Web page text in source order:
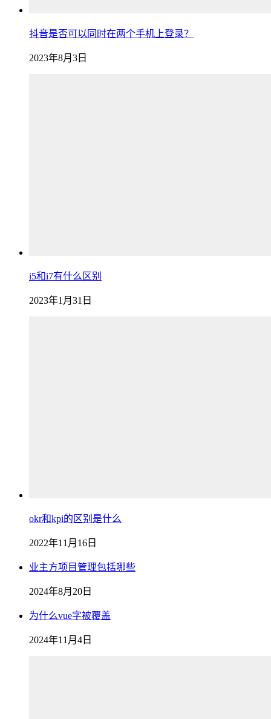
抖音是否可以同时在两个手机上登录？
2023年8月3日
i5和i7有什么区别
2023年1月31日
okr和kpi的区别是什么
2022年11月16日
业主方项目管理包括哪些
2024年8月20日
为什么vue字被覆盖
2024年11月4日